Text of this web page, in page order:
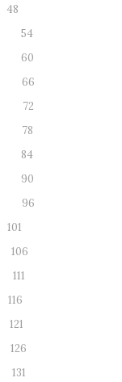
48
54
60
66
72
78
84
90
96
101
106
111
116
121
126
131